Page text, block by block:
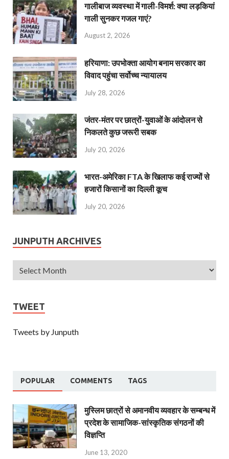
गालीबाज व्‍यवस्‍था में गाली-विमर्श: क्या लड़कियां
गाली सुनकर गजल गाएं?
August 2, 2026
हरियाणा: उपभोक्ता आयोग बनाम सरकार का
विवाद पहुंचा सर्वोच्च न्यायालय
July 28, 2026
जंतर-मंतर पर छात्रों-युवाओं के आंदोलन से
निकलते कुछ जरूरी सबक
July 20, 2026
भारत-अमेरिका FTA के खिलाफ कई राज्यों से
हजारों किसानों का दिल्ली कूच
July 20, 2026
JUNPUTH ARCHIVES
TWEET
Tweets by Junputh
POPULAR COMMENTS TAGS
मुस्लिम छात्रों से अमानवीय व्यवहार के सम्बन्ध में
प्रदेश के सामाजिक-सांस्कृतिक संगठनों की
विज्ञप्ति
June 13, 2020